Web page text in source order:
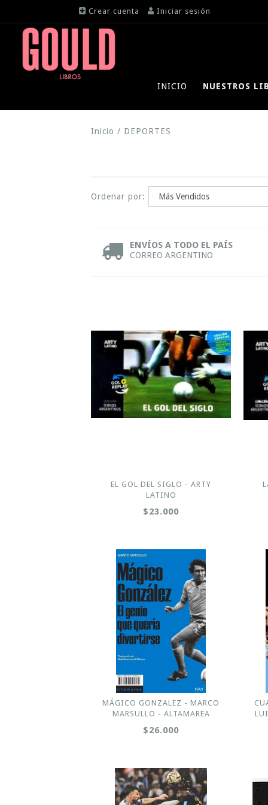
Crear cuenta Iniciar sesión
INICIO NUESTROS
Inicio / DEPORTES
Ordenar por:
ENVÍOS A TODO EL PAÍS
CORREO ARGENTINO
EL GOL DEL SIGLO - ARTY
LATINO
$23.000
MÁGICO GONZALEZ - MARCO
MARSULLO - ALTAMAREA
$26.000